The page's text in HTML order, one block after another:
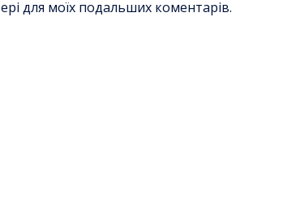
для моїх подальших коментарів.